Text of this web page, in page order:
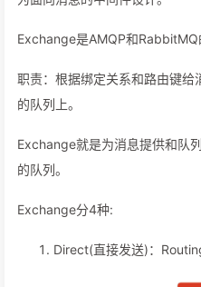
Exchange是AMQP和RabbitMQ
职责：根据绑定关系和路由键
的队列上。
Exchange就是为消息提供和队
的队列。
Exchange分4种:
Direct(直接发送)：